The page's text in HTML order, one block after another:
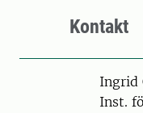
Kontakt
PersonIngrid
Inst.